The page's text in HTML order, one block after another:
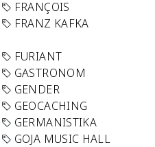
FRANÇOIS
FRANZ KAFKA
FURIANT
GASTRONOM
GENDER
GEOCACHING
GERMANISTIKA
GOJA MUSIC HALL